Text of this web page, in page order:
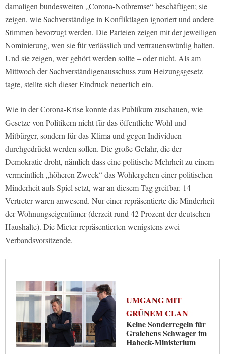
damaligen bundesweiten „Corona-Notbremse“ beschäftigen; sie
zeigen, wie Sachverständige in Konfliktlagen ignoriert und andere
Stimmen bevorzugt werden. Die Parteien zeigen mit der jeweiligen
Nominierung, wen sie für verlässlich und vertrauenswürdig halten.
Und sie zeigen, wer gehört werden sollte – oder nicht. Als am
Mittwoch der Sachverständigenausschuss zum Heizungsgesetz
tagte, stellte sich dieser Eindruck neuerlich ein.
Wie in der Corona-Krise konnte das Publikum zuschauen, wie
Gesetze von Politikern nicht für das öffentliche Wohl und
Mitbürger, sondern für das Klima und gegen Individuen
durchgedrückt werden sollen. Die große Gefahr, die der
Demokratie droht, nämlich dass eine politische Mehrheit zu einem
vermeintlich „höheren Zweck“ das Wohlergehen einer politischen
Minderheit aufs Spiel setzt, war an diesem Tag greifbar. 14
Vertreter waren anwesend. Nur einer repräsentierte die Minderheit
der Wohnungseigentümer (derzeit rund 42 Prozent der deutschen
Haushalte). Die Mieter repräsentierten wenigstens zwei
Verbandsvorsitzende.
UMGANG MIT
GRÜNEM CLAN
Keine Sonderregeln für
Graichens Schwager im
Habeck-Ministerium